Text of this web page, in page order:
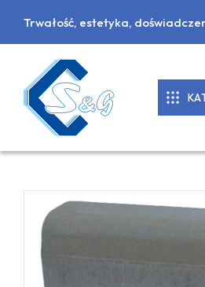
Trwałość, estetyka,
DONICE BETONOWE
PALISADY
PŁYTY CHODNIKOWE